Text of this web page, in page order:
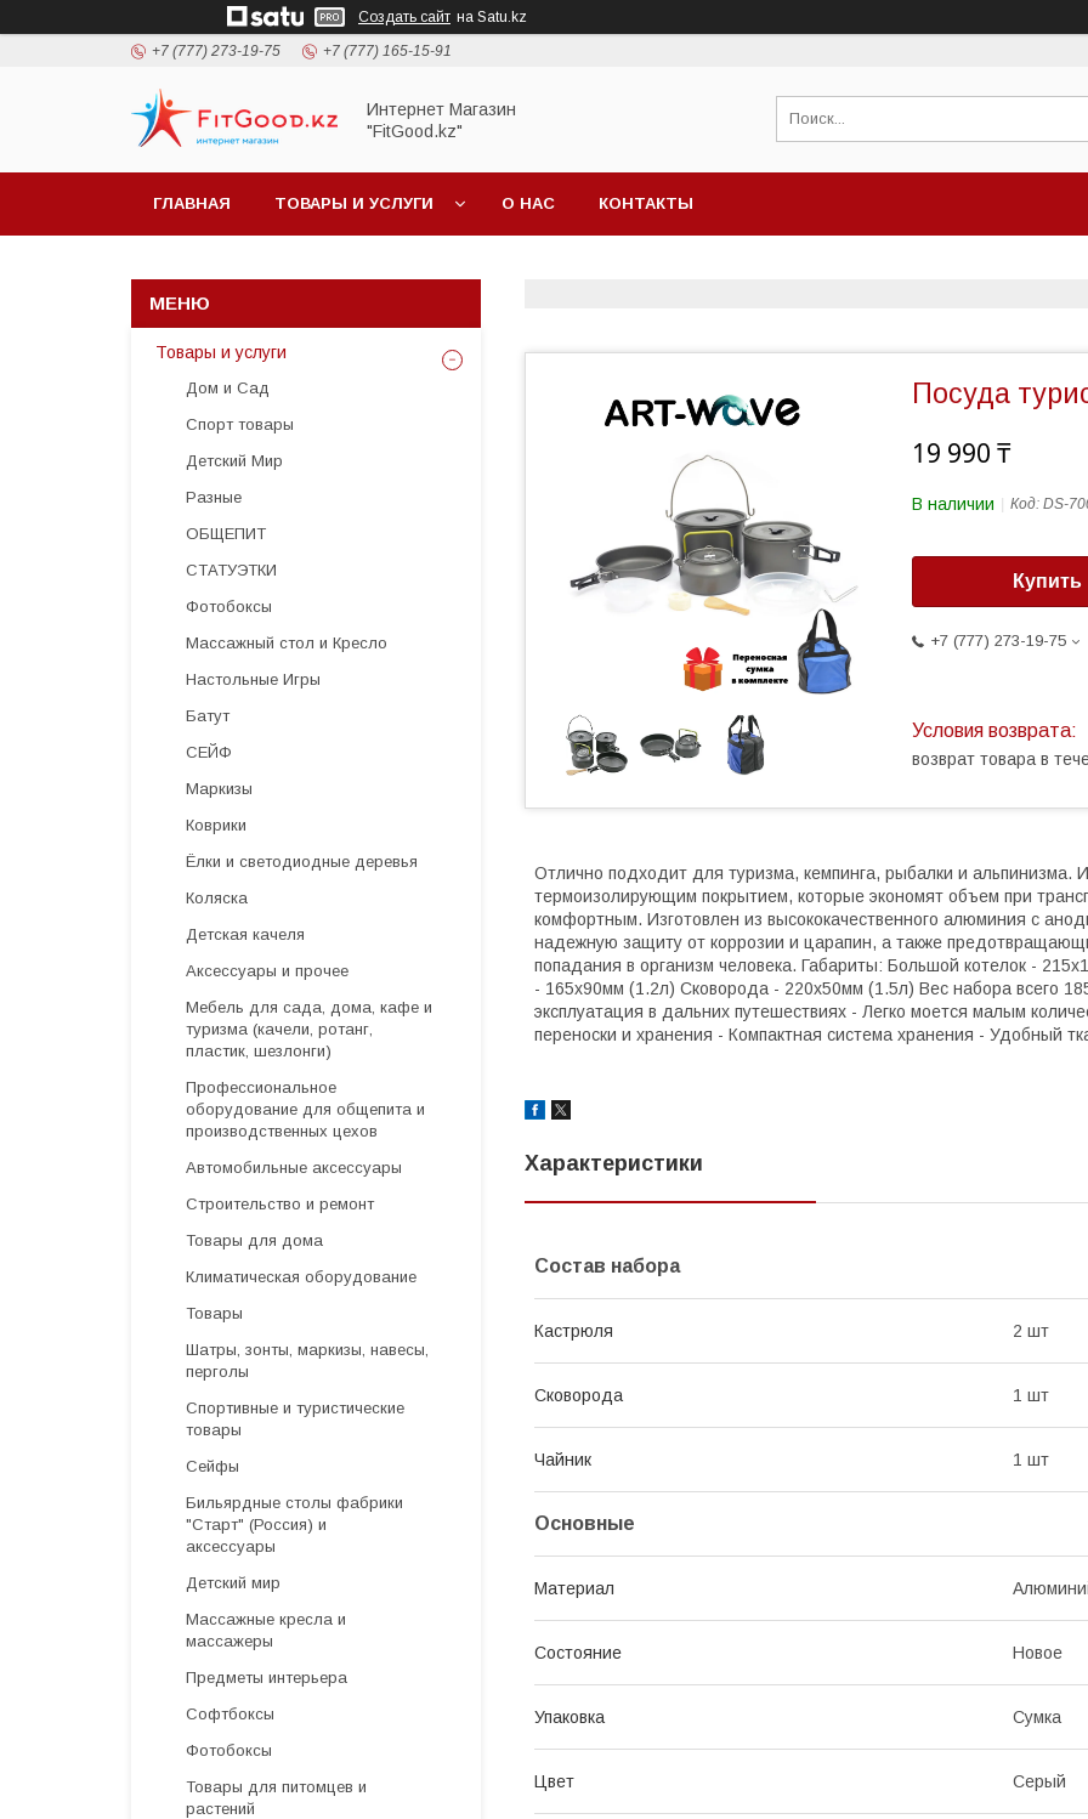
Создать сайт на Satu.kz
+7 (777) 273-19-75 +7 (777) 165-15-91
Интернет Магазин
"FitGood.kz"
ГЛАВНАЯ ТОВАРЫ И УСЛУГИ О НАС КОНТАКТЫ
Посуда
19 990 ₸
В наличии Код: DS-
Купить
+7 (777) 273-19-75
возврат товара в
Отлично подходит для туризма, кемпинга, рыбалки и альпинизма.
термоизолирующим покрытием, которые экономят объем при
комфортным. Изготовлен из высококачественного алюминия с
надежную защиту от коррозии и царапин, а также
попадания в организм человека. Габариты: Большой котелок -
- 165x90мм (1.2л) Сковорода - 220x50мм (1.5л) Вес набора всего
эксплуатация в дальних путешествиях - Легко моется малым
переноски и хранения - Компактная система хранения - Удобный
Характеристики
Состав набора
Кастрюля 2 шт
Сковорода 1 шт
Чайник 1 шт
Основные
Материал
Состояние Новое
Упаковка Сумка
Цвет Серый
Товары и услуги
Дом и Сад
Спорт товары
Детский Мир
Разные
ОБЩЕПИТ
СТАТУЭТКИ
Фотобоксы
Массажный стол и Кресло
Настольные Игры
Батут
СЕЙФ
Маркизы
Коврики
Ёлки и светодиодные деревья
Коляска
Детская качеля
Аксессуары и прочее
Мебель для сада, дома, кафе и
туризма (качели, ротанг,
пластик, шезлонги)
Профессиональное
оборудование для общепита и
производственных цехов
Автомобильные аксессуары
Строительство и ремонт
Товары для дома
Климатическая оборудование
Товары
Шатры, зонты, маркизы, навесы,
перголы
Спортивные и туристические
товары
Сейфы
Бильярдные столы фабрики
"Cтарт" (Россия) и
аксессуары
Детский мир
Массажные кресла и
массажеры
Предметы интерьера
Софтбоксы
Фотобоксы
Товары для питомцев и
растений